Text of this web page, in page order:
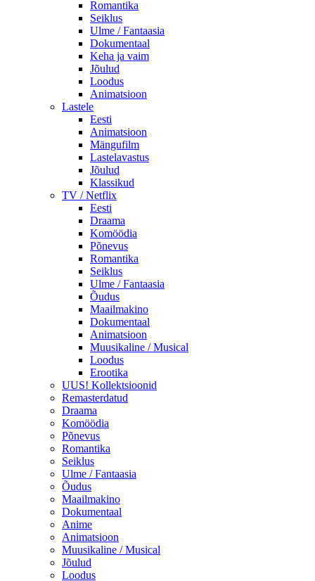
Romantika
Seiklus
Ulme / Fantaasia
Dokumentaal
Keha ja vaim
Jõulud
Loodus
Animatsioon
Lastele
Eesti
Animatsioon
Mängufilm
Lastelavastus
Jõulud
Klassikud
TV / Netflix
Eesti
Draama
Komöödia
Põnevus
Romantika
Seiklus
Ulme / Fantaasia
Õudus
Maailmakino
Dokumentaal
Animatsioon
Muusikaline / Musical
Loodus
Erootika
UUS! Kollektsioonid
Remasterdatud
Draama
Komöödia
Põnevus
Romantika
Seiklus
Ulme / Fantaasia
Õudus
Maailmakino
Dokumentaal
Anime
Animatsioon
Muusikaline / Musical
Jõulud
Loodus